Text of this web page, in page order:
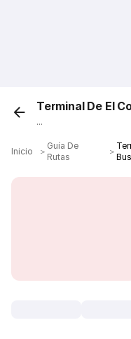
Terminal De El
...
Inicio ＞
Guía De
Rutas
＞
Bus